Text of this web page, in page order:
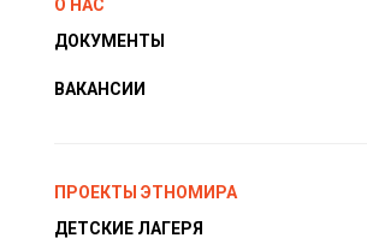
О НАС
ДОКУМЕНТЫ
ВАКАНСИИ
ПРОЕКТЫ ЭТНОМИРА
ДЕТСКИЕ ЛАГЕРЯ